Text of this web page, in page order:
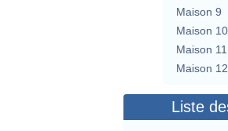
Maison 9
Maison 10
Maison 11
Maison 12
Liste